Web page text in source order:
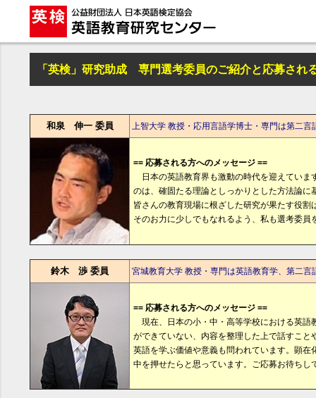
「英検」研究助成 専門選考委員のご紹介と応募され
和泉 伸一 委員 上智大学 教授・応用言語学博士・専門は第二言
== 応募される方へのメッセージ ==
日本の英語教育界も激動の時代を迎えていま
のは、確固たる理論としっかりとした方法論
皆さんの教育現場に根ざした研究が果たす役割
そのお力に少しでもなれるよう、私も選考委
鈴木 渉 委員 宮城教育大学 教授・専門は英語教育学、第二言
== 応募される方へのメッセージ ==
現在、日本の小・中・高等学校における英語
ができていない、内容を整理した上で話すこ
英語を学ぶ価値や意義も問われています。顕
中を押せたらと思っています。ご応募お待ちし